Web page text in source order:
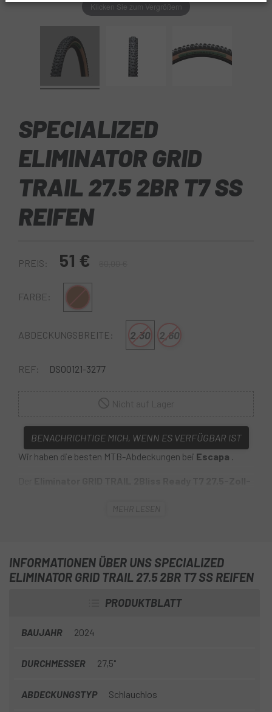
Klicken Sie zum Vergrößern
SPECIALIZED
ELIMINATOR GRID
TRAIL 27.5 2BR T7 SS
REIFEN
PREIS: 51 €
FARBE:
ABDECKUNGSBREITE: 2.30 2,60
REF: DS00121-3277
BENACHRICHTIGE MICH, WENN ES VERFÜGBAR IST
Wir haben die besten MTB-Abdeckungen bei Escapa .
Stollendesign mit einem ausgewogenen Profilmuster
zu überbrücken, wodurch der Eliminator äußerst
berechenbar wird auf weichen bis harten Trails.
MEHR LESEN
INFORMATIONEN ÜBER UNS SPECIALIZED
ELIMINATOR GRID TRAIL 27.5 2BR T7 SS REIFEN
PRODUKTBLATT
BAUJAHR 2024
DURCHMESSER 27,5"
ABDECKUNGSTYP Schlauchlos